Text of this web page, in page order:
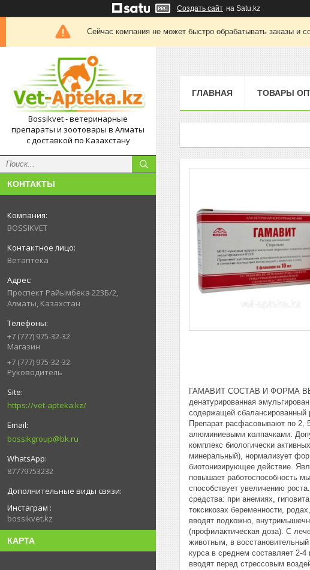
Создать сайт на Satu.kz
Сейчас компания не может быстро обрабатывать заказы и
Bossikvet - ветеринарные
препараты и зоотовары в Алматы
с доставкой по Казахстану
КОНТАКТЫ
BOSSIKVET
Ветаптека
Проспект Райымбека 223Б/2,
Алматы, Казахстан
+7 (777) 975-32-32
Магазин
+7 (777) 975-32-32
Руководитель
https://vet-apteka.kz/
bossikgroup@bk.ru
87779753232
Инстаграм
bossikvet.kz
КАРТА
ГЛАВНАЯ ТОВАРЫ
ГАМАВИТ СОСТАВ И ФОРМА
денатурированная
содержащей сбалансированный
Препарат расфасовывают по 2,
алюминиевыми колпачками.
комплекс биологически
минеральный), нормализует
биотонизирующее действие.
повышает работоспособность
способствует увеличению
средства: при анемиях,
токсикозах беременности,
вводят подкожно,
(профилактическая доза). С
животным, в
курса в среднем составляет 2-
вводят перед стрессовым